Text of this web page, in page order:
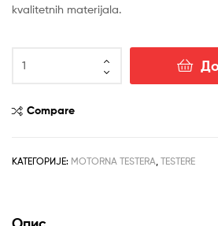
kvalitetnih materijala.
TESTERA
CS
количина
Compare
КАТЕГОРИЈЕ: MOTORNA TESTERA TESTERE